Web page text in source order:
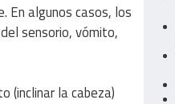
En algunos casos, los
sensorio, vómito,
(inclinar la cabeza)